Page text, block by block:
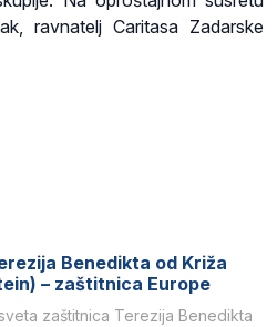
ravnatelj Caritasa Zadarske
Benedikta od Križa
– zaštitnica Europe
zaštitnica Terezija Benedikta